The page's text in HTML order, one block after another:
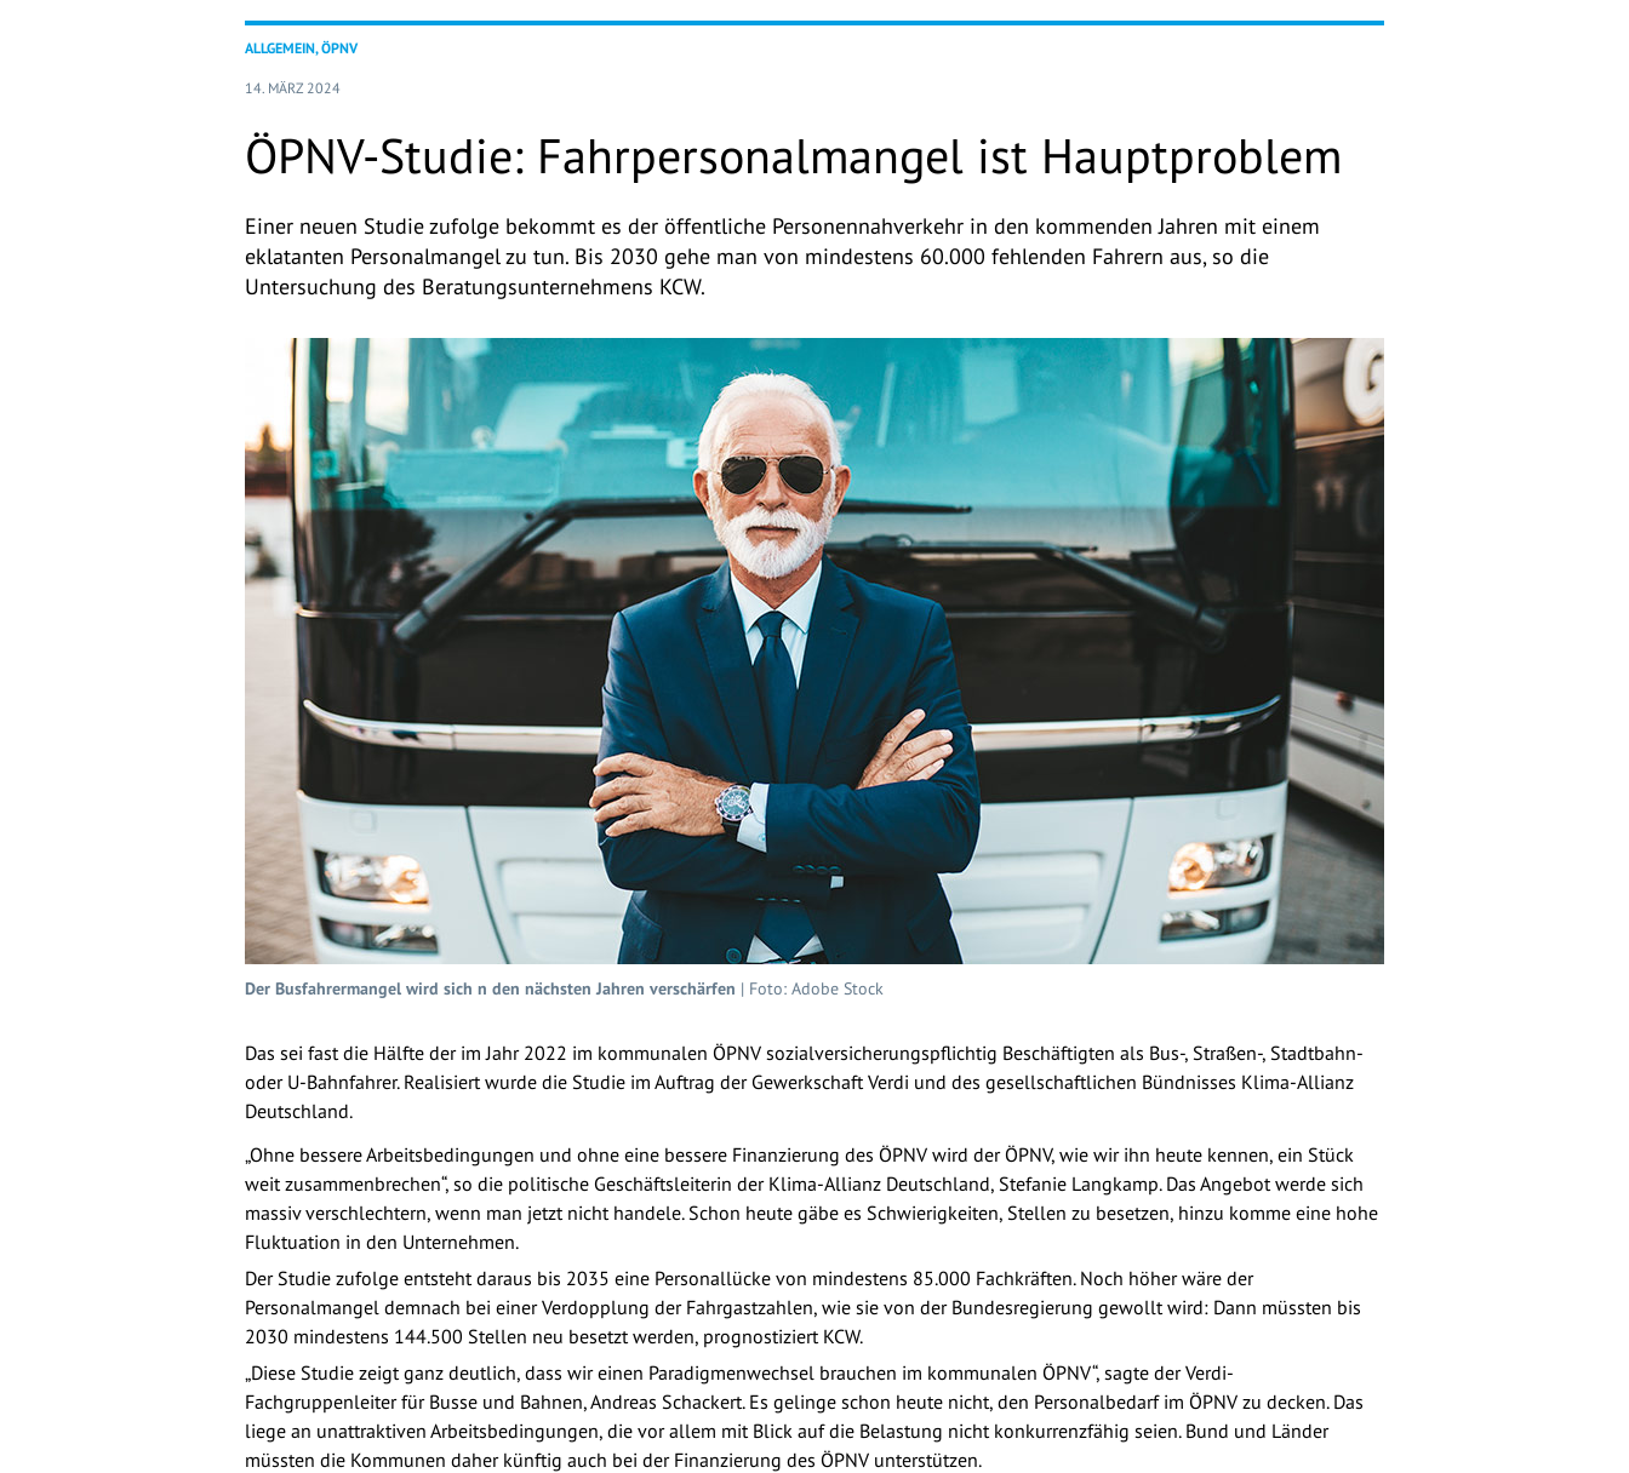
ALLGEMEIN, ÖPNV
14. MÄRZ 2024
ÖPNV-Studie: Fahrpersonalmangel ist Hauptproblem
Einer neuen Studie zufolge bekommt es der öffentliche Personennahverkehr in den kommenden Jahren mit einem
eklatanten Personalmangel zu tun. Bis 2030 gehe man von mindestens 60.000 fehlenden Fahrern aus, so die
Untersuchung des Beratungsunternehmens KCW.
Der Busfahrermangel wird sich n den nächsten Jahren verschärfen | Foto: Adobe Stock
Das sei fast die Hälfte der im Jahr 2022 im kommunalen ÖPNV sozialversicherungspflichtig Beschäftigten als Bus-, Straßen-, Stadtbahn-
oder U-Bahnfahrer. Realisiert wurde die Studie im Auftrag der Gewerkschaft Verdi und des gesellschaftlichen Bündnisses Klima-Allianz
Deutschland.
„Ohne bessere Arbeitsbedingungen und ohne eine bessere Finanzierung des ÖPNV wird der ÖPNV, wie wir ihn heute kennen, ein Stück
weit zusammenbrechen“, so die politische Geschäftsleiterin der Klima-Allianz Deutschland, Stefanie Langkamp. Das Angebot werde sich
massiv verschlechtern, wenn man jetzt nicht handele. Schon heute gäbe es Schwierigkeiten, Stellen zu besetzen, hinzu komme eine hohe
Fluktuation in den Unternehmen.
Der Studie zufolge entsteht daraus bis 2035 eine Personallücke von mindestens 85.000 Fachkräften. Noch höher wäre der
Personalmangel demnach bei einer Verdopplung der Fahrgastzahlen, wie sie von der Bundesregierung gewollt wird: Dann müssten bis
2030 mindestens 144.500 Stellen neu besetzt werden, prognostiziert KCW.
„Diese Studie zeigt ganz deutlich, dass wir einen Paradigmenwechsel brauchen im kommunalen ÖPNV“, sagte der Verdi-
Fachgruppenleiter für Busse und Bahnen, Andreas Schackert. Es gelinge schon heute nicht, den Personalbedarf im ÖPNV zu decken. Das
liege an unattraktiven Arbeitsbedingungen, die vor allem mit Blick auf die Belastung nicht konkurrenzfähig seien. Bund und Länder
müssten die Kommunen daher künftig auch bei der Finanzierung des ÖPNV unterstützen.